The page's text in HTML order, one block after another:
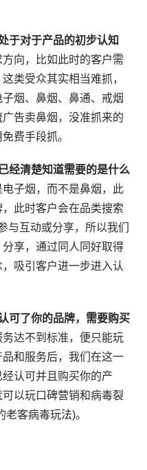
于对于产品的初步认知
向，比如此时的客户需
类受众其实相当难抓，
烟、鼻烟、鼻通、戒烟
告卖鼻烟，没准抓来的
费手段抓。
经清楚知道需要的是什么
电子烟，而不是鼻烟，此
此时客户会在品类搜索
与互动或分享，所以我们
享，通过同人同好取得
吸引客户进一步进入认
可了你的品牌，需要购买
达不到标准，便只能玩
和服务后，我们在这一
认可并且购买你的产
以玩口碑营销和病毒裂
客病毒玩法)。